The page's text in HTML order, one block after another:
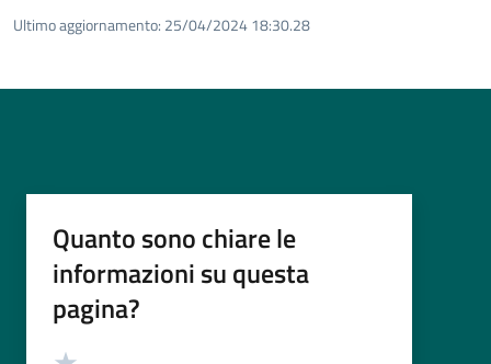
Ultimo aggiornamento: 25/04/2024 18:30.28
Quanto sono chiare le
informazioni su questa
pagina?
Valutazione